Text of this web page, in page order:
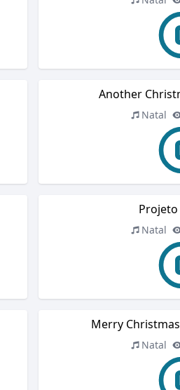
Another
Natal
Natal
Merry
Natal